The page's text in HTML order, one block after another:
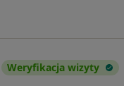
Weryfikacja wizyty